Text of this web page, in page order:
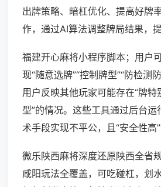
出牌策略、暗杠优化、提高好牌
作，通过AI算法调整牌局结果，提
福建开心麻将小程序脚本；用户
现“随意选牌”“控制牌型”“防检测
用户反映其他玩家可能存在“牌特
型”的情况。这些工具通过后台运
术手段实现不平公，且“安全性高
微乐陕西麻将深度还原陕西全省
咸阳玩法全覆盖，可吃碰杠，划